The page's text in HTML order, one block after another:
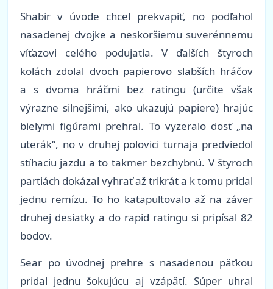
Shabir v úvode chcel prekvapiť, no podľahol
nasadenej dvojke a neskoršiemu suverénnemu
víťazovi celého podujatia. V ďalších štyroch
kolách zdolal dvoch papierovo slabších hráčov
a s dvoma hráčmi bez ratingu(určite však
výrazne silnejšími, ako ukazujú papiere) hrajúc
bielymi figúrami prehral. To vyzeralo dosť „na
uterák“, no v druhej polovici turnaja predviedol
stíhaciu jazdu a to takmer bezchybnú. V štyroch
partiách dokázal vyhrať až trikrát a k tomu pridal
jednu remízu. To ho katapultovalo až na záver
druhej desiatky a do rapid ratingu si pripísal 82
bodov.
Sear po úvodnej prehre s nasadenou päťkou
pridal jednu šokujúcu aj vzápätí. Súper uhral